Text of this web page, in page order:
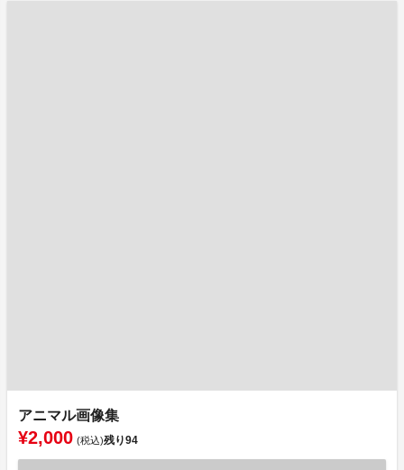
アニマル画像集
¥2,000 (税込)残り94